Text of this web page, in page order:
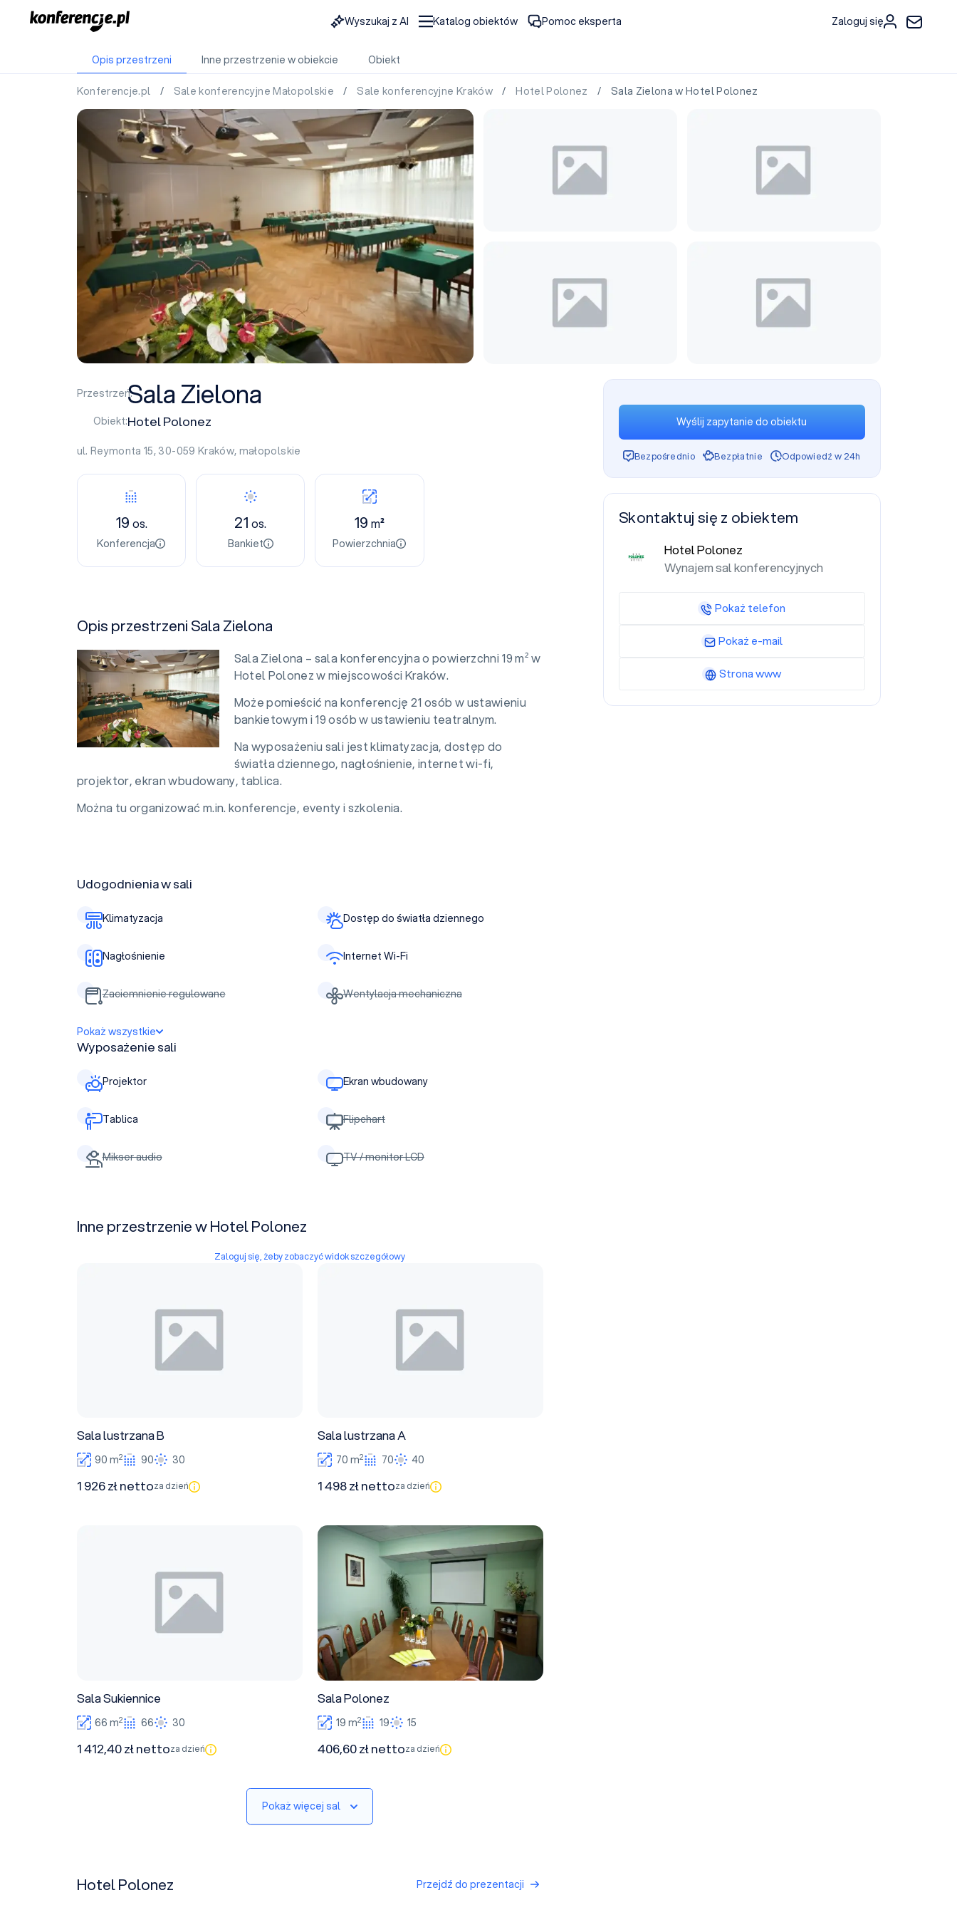
Wyszukaj z AI Katalog obiektów Pomoc eksperta Zaloguj się
Opis przestrzeni Inne przestrzenie w obiekcie Obiekt
Konferencje.pl / Sale konferencyjne Małopolskie / Sale konferencyjne Kraków /Hotel Polonez / Sala Zielona w Hotel Polonez
Przestrzeń:Sala Zielona
Obiekt:Hotel Polonez
ul. Reymonta 15, 30-059 Kraków, małopolskie
19 os.
Konferencja
21os.
Bankiet
19m²
Powierzchnia
Opis przestrzeni Sala Zielona
Sala Zielona – sala konferencyjna o powierzchni 19 m² w
Hotel Polonez w miejscowości Kraków.
Może pomieścić na konferencję 21 osób w ustawieniu
bankietowym i 19 osób w ustawieniu teatralnym.
Na wyposażeniu sali jest klimatyzacja, dostęp do
światła dziennego, nagłośnienie, internet wi-fi,
projektor, ekran wbudowany, tablica.
Można tu organizować m.in. konferencje, eventy i szkolenia.
Udogodnienia w sali
Klimatyzacja Dostęp do światła dziennego
Nagłośnienie Internet Wi-Fi
Zaciemnienie regulowane Wentylacja mechaniczna
Pokaż wszystkie
Wyposażenie sali
Projektor Ekran wbudowany
Tablica Flipchart
Mikser audio TV / monitor LCD
Inne przestrzenie w Hotel Polonez
Zaloguj się, żeby zobaczyć widok szczegółowy
Sala lustrzana B
90 m2 90 30
1 926 zł nettoza dzień
Sala lustrzana A
70 m2 70 40
1 498 zł nettoza dzień
Sala Sukiennice
66 m2 66 30
1 412,40 zł nettoza dzień
Sala Polonez
Sala Polonez
19 m2 19 15
406,60 zł nettoza dzień
Pokaż więcej sal
Hotel Polonez Przejdź do prezentacji
Wyślij zapytanie do obiektu
Bezpośrednio Bezpłatnie Odpowiedź w 24h
Skontaktuj się z obiektem
Hotel Polonez
Wynajem sal konferencyjnych
Pokaż telefon
Pokaż e-mail
Strona www